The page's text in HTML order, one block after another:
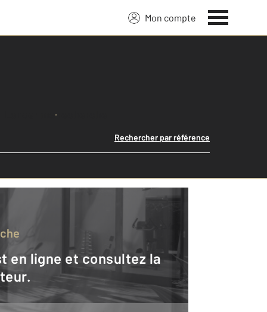
Mon compte
Lancer ma recherche
Rechercher par référence